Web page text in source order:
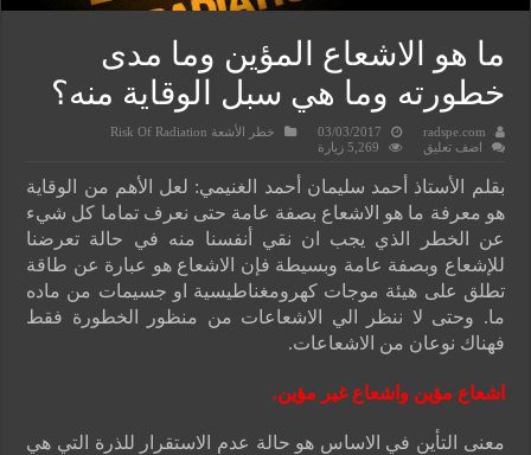
ما هو الاشعاع المؤين وما مدى
خطورته وما هي سبل الوقاية منه؟
radspe.com
03/03/2017
خطر الأشعة Risk Of Radiation
اضف تعليق
5,269 زيارة
بقلم الأستاذ أحمد سليمان أحمد الغنيمي: لعل الأهم من الوقاية
هو معرفة ما هو الاشعاع بصفة عامة حتى نعرف تماما كل شيء
عن الخطر الذي يجب ان نقي أنفسنا منه في حالة تعرضنا
للإشعاع وبصفة عامة وبسيطة فإن الاشعاع هو عبارة عن طاقة
تطلق على هيئة موجات كهرومغناطيسية او جسيمات من ماده
ما. وحتى لا ننظر الي الاشعاعات من منظور الخطورة فقط
فهناك نوعان من الاشعاعات.
اشعاع مؤين واشعاع غير مؤين.
معنى التأين في الاساس هو حالة عدم الاستقرار للذرة التي هي